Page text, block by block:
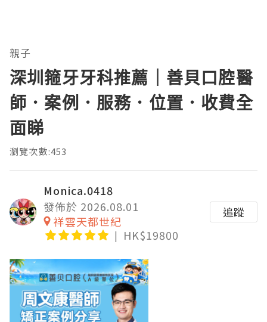
親子
深圳箍牙牙科推薦｜善貝口腔醫
師．案例．服務．位置．收費全
面睇
瀏覽次數:453
Monica.0418
發佈於 2026.08.01
祥雲天都世紀
HK$19800
追蹤